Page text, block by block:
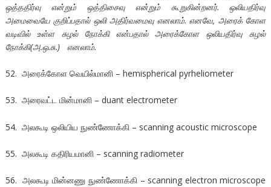
ஒத்ததிர்வு என்றும் ஒத்திசைவு என்றும் கூறுகின்றனர். ஒலியதிர்வு
அமைவையே குறிப்பதால் ஒலி அதிர்வமைவு எனலாம். எனவே, அரைக் கோள
வடிவில் உள்ள சுழல் நோக்கி என்பதால் அரைக்கோள ஒலியதிர்வு சுழல்
நோக்கி(அ.ஒ.சு.) எனலாம்.
52. அரைக்கோள வெயில்மானி – hemispherical pyrheliometer
53. அரைவட்ட மின்மானி – duant electrometer
54. அலகூடி ஒலியிய நுண்ணோக்கி – scanning acoustic microscope
55. அலகூடி கதிரியமானி – scanning radiometer
56. அலகூடி மின்னணு நுண்ணோக்கி – scanning electron microscope